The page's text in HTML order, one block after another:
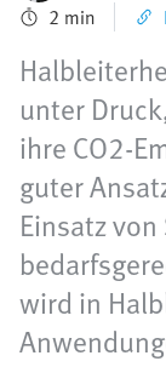
2 min
unter
ihre CO2-
guter
Einsatz
wird in